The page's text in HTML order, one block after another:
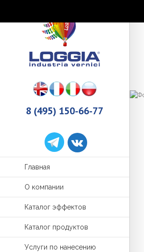
8 (495) 150-66-77
Главная
О компании
Каталог эффектов
Каталог продуктов
Услуги по нанесению